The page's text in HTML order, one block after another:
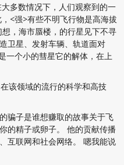
多数情况下，人们观察到的一
<强>有些不明飞行物是高海拔
，海市蜃楼， 的行星见下不寻
卫星、发射车辆、轨道面对
一个小的彗星它的解体，在上
该领域的流行的科学和高技
骗子是谁想赚取的故事关于飞
的精子或卵子。 他的贡献传播
互联网和社会网络。 嗯我能说